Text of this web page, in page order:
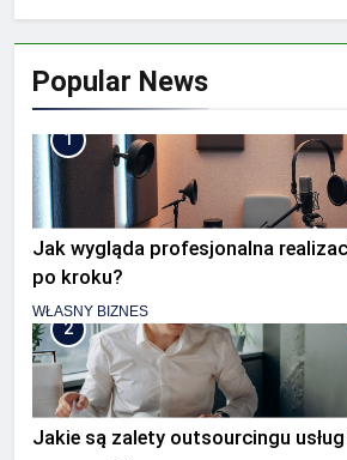
Popular News
1
Jak wygląda profesjonalna
po kroku?
WŁASNY BIZNES
2
Jakie są zalety outsourcingu